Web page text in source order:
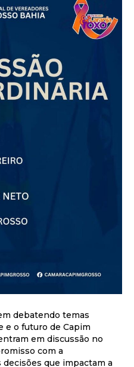
debatendo temas
e o futuro de Capim
em discussão no
com a
que impactam a